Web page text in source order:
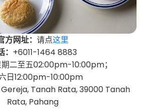
方网址： 请点这里
： +6011-1464 8883
期二至五02:00pm-10:00pm；
日12:00pm-10:00pm
Gereja, Tanah Rata, 39000 Tanah
Rata, Pahang